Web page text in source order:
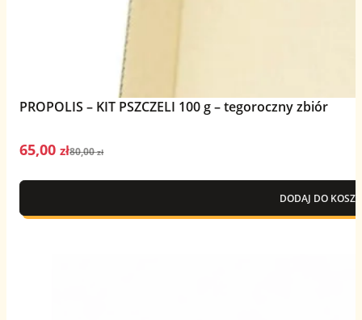
PROPOLIS – KIT PSZCZELI 100 g – tegoroczny zbiór
80,00złPierwotna
80,00 zł.
65,00zł
Aktualna
65,00 zł.
DODAJ DO